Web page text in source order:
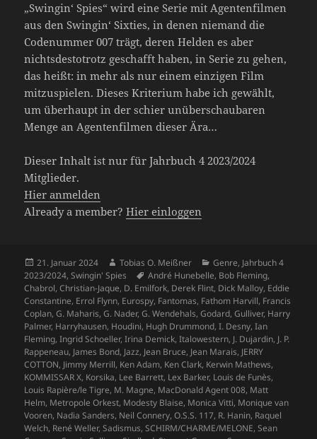
„Swingin‘ Spies“ wird eine Serie mit Agentenfilmen
aus den Swingin‘ Sixties, in denen niemand die
Codenummer 007 trägt, deren Helden es aber
nichtsdestotrotz geschafft haben, in Serie zu gehen,
das heißt: in mehr als nur einem einzigen Film
mitzuspielen. Dieses Kriterium habe ich gewählt,
um überhaupt in der schier unüberschaubaren
Menge an Agentenfilmen dieser Ära…
Dieser Inhalt ist nur für Jahrbuch 4 2023/2024
Mitglieder.
Hier anmelden
Already a member?Hier einloggen
Veröffentlicht
am
21. Januar 2024 Autor
Tobias O. Meißner Kategorien
Genre, Jahrbuch 4
2023/2024,Swingin' Spies Schlagwörter
André Hunebelle, Bob Fleming,
Chabrol,Christian-Jaque, D. Emilfork, Derek Flint, Dick Malloy, Eddie
Constantine, Errol Flynn, Eurospy, Fantomas, Fathom Harvill, Francis
Coplan,G. Maharis,G. Nader,G. Wendehals,Godard,Gulliver, Harry
Palmer, Harryhausen, Houdini, Hugh Drummond,I. Desny,Ian
Fleming,Ingrid Schoeller,Irina Demick,Italowestern, J. Dujardin, J. P.
Rappeneau, James Bond, Jazz, Jean Bruce, Jean Marais, JERRY
COTTON, Jimmy Merrill, Ken Adam, Ken Clark, Kerwin Mathews,
KOMMISSAR X, Korsika, Lee Barrett, Lex Barker, Louis de Funès,
Louis Rapière/le Tigre, M. Magne, MacDonald Agent 008, Matt
Helm, Metropole Orkest, Modesty Blaise, Monica Vitti, Monique van
Vooren, Nadia Sanders, Neil Connery,O.S.S. 117, R. Hanin, Raquel
Welch, René Weller,Sadismus,SCHIRM/CHARME/MELONE,Sean